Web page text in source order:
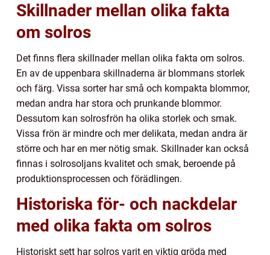
Skillnader mellan olika fakta
om solros
Det finns flera skillnader mellan olika fakta om solros.
En av de uppenbara skillnaderna är blommans storlek
och färg. Vissa sorter har små och kompakta blommor,
medan andra har stora och prunkande blommor.
Dessutom kan solrosfrön ha olika storlek och smak.
Vissa frön är mindre och mer delikata, medan andra är
större och har en mer nötig smak. Skillnader kan också
finnas i solrosoljans kvalitet och smak, beroende på
produktionsprocessen och förädlingen.
Historiska för- och nackdelar
med olika fakta om solros
Historiskt sett har solros varit en viktig gröda med